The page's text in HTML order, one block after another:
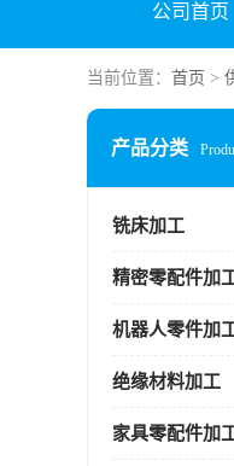
公司首页
当前位置： 首页 >
产品分类
铣床加工
精密零配件加
机器人零件加
绝缘材料加工
家具零配件加